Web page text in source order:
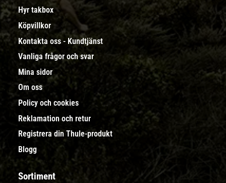
Hyr takbox
Köpvillkor
Kontakta oss - Kundtjänst
Vanliga frågor och svar
Mina sidor
Om oss
Policy och cookies
Reklamation och retur
Registrera din Thule-produkt
Blogg
Sortiment